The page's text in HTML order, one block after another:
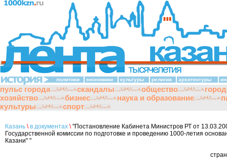
политики экономики культуры религии архитектуры
пульс города скандалы общество
хозяйство
бизнес наука и образование
культуры
спорт
Казань \ в документах \"Постановление Кабинета Министров РТ от
Государственной комиссии по подготовке и проведению 1000-летия
Казани" "